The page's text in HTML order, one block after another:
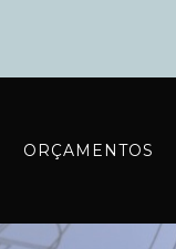
ORÇAMENTOS